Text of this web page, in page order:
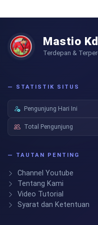
Mastio
Terdepan &
— STATISTIK SITUS
Pengunjung Hari Ini
Total Pengunjung
— TAUTAN PENTING
Channel Youtube
Tentang Kami
Video Tutorial
Syarat dan Ketentuan